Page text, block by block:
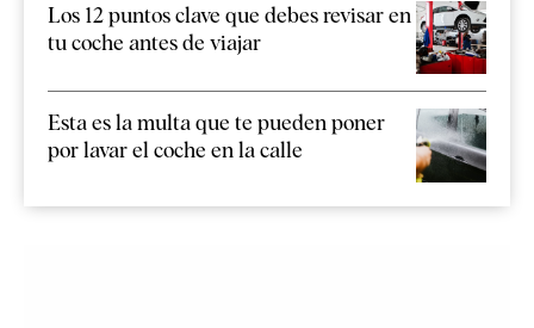
Los 12 puntos clave que debes revisar en
tu coche antes de viajar
Esta es la multa que te pueden poner
por lavar el coche en la calle